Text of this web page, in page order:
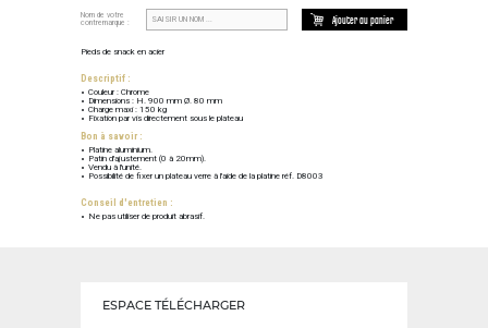
Nom de votre
contremarque :
Ajouter au panier
Pieds de snack en acier
Descriptif :
Couleur : Chrome
Dimensions : H. 900 mm Ø. 80 mm
Charge maxi : 150 kg
Fixation par vis directement sous le plateau
Bon à savoir :
Platine aluminium.
Patin d'ajustement (0 à 20mm).
Vendu à l'unité.
Possibilité de fixer un plateau verre à l'aide de la platine réf. D8003
Conseil d'entretien :
Ne pas utiliser de produit abrasif.
ESPACE TÉLÉCHARGER